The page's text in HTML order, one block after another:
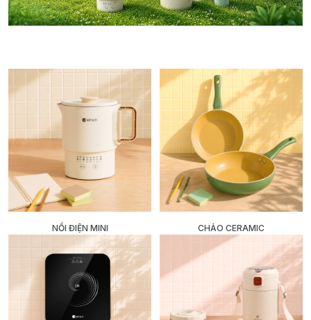
NỒI ĐIỆN MINI CHẢO CERAMIC